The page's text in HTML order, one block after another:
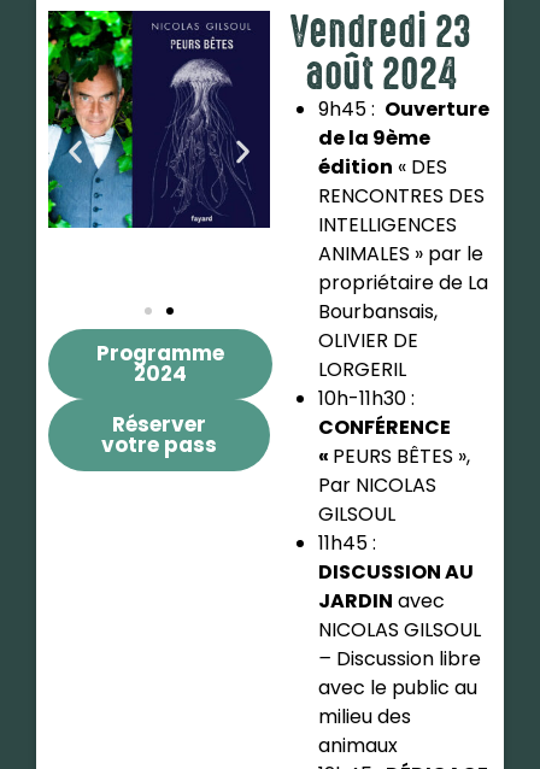
Programme
2024
Réserver
votre pass
Vendredi 23
août 2024
9h45 : Ouverture
de la 9ème
édition « DES
RENCONTRES DES
INTELLIGENCES
ANIMALES » par le
propriétaire de La
Bourbansais,
OLIVIER DE
LORGERIL
10h-11h30 :
CONFÉRENCE
« PEURS BÊTES »,
Par NICOLAS
GILSOUL
11h45 :
DISCUSSION AU
JARDIN avec
NICOLAS GILSOUL
– Discussion libre
avec le public au
milieu des
animaux